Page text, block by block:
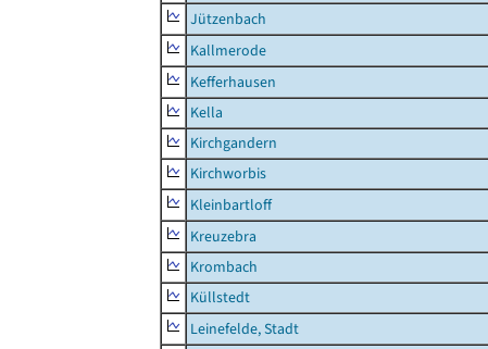
Jützenbach
Kallmerode
Kefferhausen
Kella
Kirchgandern
Kirchworbis
Kleinbartloff
Kreuzebra
Krombach
Küllstedt
Leinefelde, Stadt